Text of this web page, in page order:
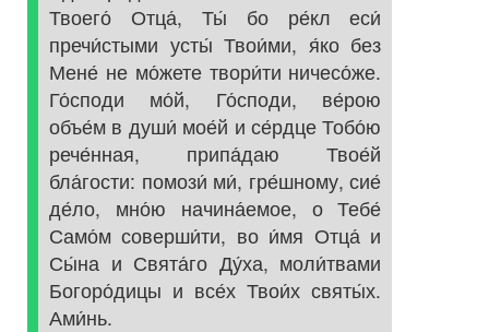
Твоего́ Отца́, Ты́ бо ре́кл еси́
пречи́стыми усты́ Твои́ми, я́ко без
Мене́ не мо́жете твори́ти ничесо́же.
Го́споди мо́й, Го́споди, ве́рою
объе́м в души́ мое́й и се́рдце Тобо́ю
рече́нная, припа́даю Твое́й
бла́гости: помози́ ми́, гре́шному, сие́
де́ло, мно́ю начина́емое, о Тебе́
Само́м соверши́ти, во и́мя Отца́ и
Сы́на и Свята́го Ду́ха, моли́твами
Богоро́дицы и все́х Твои́х святы́х.
Ами́нь.